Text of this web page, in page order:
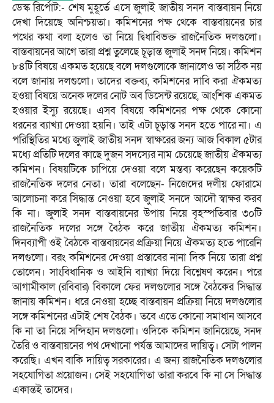
ডেস্ক রির্পোট:- শেষ মুহূর্তে এসে জুলাই জাতীয় সনদ বাস্তবায়ন নিয়ে
দেখা দিয়েছে অনিশ্চয়তা। কমিশনের পক্ষ থেকে বাস্তবায়নের চার
পথের কথা বলা হলেও তা নিয়ে দ্বিধাবিভক্ত রাজনৈতিক দলগুলো।
বাস্তবায়নের আগে তারা প্রশ্ন তুলেছে চূড়ান্ত জুলাই সনদ নিয়ে। কমিশন
৮৪টি বিষয়ে একমত হয়েছে বলে দলগুলোকে জানালেও তা সঠিক নয়
বলে জানায় দলগুলো। তাদের বক্তব্য, কমিশনের দাবি করা ঐকমত্য
হওয়া বিষয়ে অনেক দলের নোট অব ডিসেন্ট রয়েছে, আংশিক একমত
হওয়ার ইস্যু রয়েছে। এসব বিষয়ে কমিশনের পক্ষ থেকে কোনো
ধরনের ব্যাখ্যা দেওয়া হয়নি। তাই এটা চূড়ান্ত সনদ হতে পারে না। এ
পরিস্থিতির মধ্যে জুলাই জাতীয় সনদ স্বাক্ষরের জন্য আজ বিকাল ৫টার
মধ্যে প্রতিটি দলের কাছে দুজন সদস্যের নাম চেয়েছে জাতীয় ঐকমত্য
কমিশন। বিষয়টিকে চাপিয়ে দেওয়া বলে মন্তব্য করেছেন কয়েকটি
রাজনৈতিক দলের নেতা। তারা বলেছেন- নিজেদের দলীয় ফোরামে
আলোচনা করে সিদ্ধান্ত নেওয়া হবে জুলাই সনদে আদৌ স্বাক্ষর করব
কি না। জুলাই সনদ বাস্তবায়নের উপায় নিয়ে বৃহস্পতিবার ৩০টি
রাজনৈতিক দলের সঙ্গে বৈঠক করে জাতীয় ঐকমত্য কমিশন।
দিনব্যাপী ওই বৈঠকে বাস্তবায়নের প্রক্রিয়া নিয়ে ঐকমত্য হতে পারেনি
দলগুলো। বরং কমিশনের দেওয়া প্রস্তাবের নানা দিক নিয়ে তারা প্রশ্ন
তোলেন। সাংবিধানিক ও আইনি ব্যাখ্যা দিয়ে বিশ্লেষণ করেন। পরে
আগামীকাল (রবিবার) বিকালে ফের দলগুলোর সঙ্গে বৈঠকের সিদ্ধান্ত
জানায় কমিশন। ধরে নেওয়া হচ্ছে বাস্তবায়ন প্রক্রিয়া নিয়ে দলগুলোর
সঙ্গে কমিশনের এটাই শেষ বৈঠক। তবে এতে কোনো সমাধান আসবে
কি না তা নিয়ে সন্দিহান দলগুলো। ওদিকে কমিশন জানিয়েছে, সনদ
তৈরি ও বাস্তবায়নের পথ দেখানো পর্যন্ত আমাদের দায়িত্ব। সেটা পালন
করেছি। এখন বাকি দায়িত্ব সরকারের। এ জন্য রাজনৈতিক দলগুলোর
সহযোগিতা প্রয়োজন। সেই সহযোগিতা তারা করবে কি না সে সিদ্ধান্ত
একান্তই তাদের।